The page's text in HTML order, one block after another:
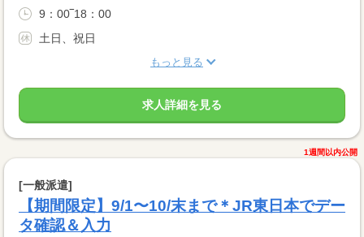
9：00‾18：00
土日、祝日
もっと見る
求人詳細を見る
1週間以内公開
[一般派遣]
【期間限定】9/1〜10/末まで＊JR東日本でデー
タ確認＆入力